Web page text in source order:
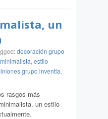
un
decoración grupo
, estilo
grupo inventia,
rasgos más
un estilo